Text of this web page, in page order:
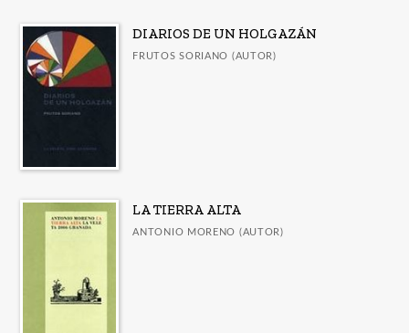
DIARIOS DE UN HOLGAZÁN
FRUTOS SORIANO (AUTOR)
LA TIERRA ALTA
ANTONIO MORENO (AUTOR)